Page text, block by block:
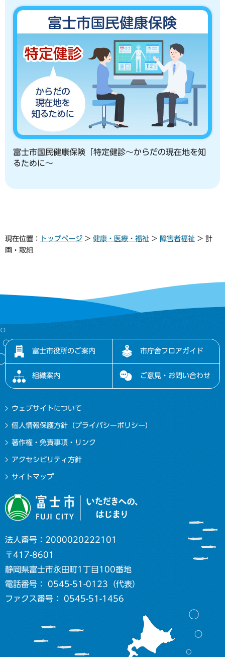
富士市国民健康保険「特定健診～からだの現在地を知
るために～
現在位置： トップページ > 健康・医療・福祉 > 障害者福祉 > 計
画・取組
富士市役所のご案内 市庁舎フロアガイド
組織案内 ご意見・お問い合わせ
ウェブサイトについて
個人情報保護方針（プライバシーポリシー）
著作権・免責事項・リンク
アクセシビリティ方針
サイトマップ
法人番号：2000020222101
〒417-8601
静岡県富士市永田町1丁目100番地
電話番号： 0545-51-0123（代表）
ファクス番号： 0545-51-1456